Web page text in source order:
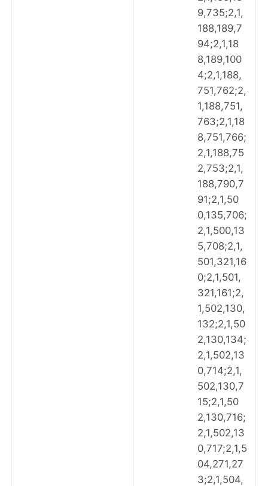
9,735;2,1,
188,189,7
94;2,1,18
8,189,100
4;2,1,188,
751,762;2,
1,188,751,
763;2,1,18
8,751,766;
2,1,188,75
2,753;2,1,
188,790,7
91;2,1,50
0,135,706;
2,1,500,13
5,708;2,1,
501,321,16
0;2,1,501,
321,161;2,
1,502,130,
132;2,1,50
2,130,134;
2,1,502,13
0,714;2,1,
502,130,7
15;2,1,50
2,130,716;
2,1,502,13
0,717;2,1,5
04,271,27
3;2,1,504,